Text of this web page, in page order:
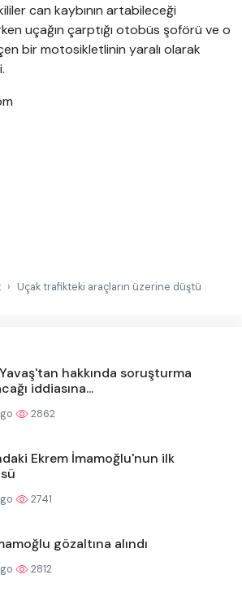
can kaybının artabileceği
uçağın çarptığı otobüs şoförü ve o
bir motosikletlinin yaralı olarak
Uçak trafikteki araçların üzerine düştü
hakkında soruşturma
iddiasına...
2862
Ekrem İmamoğlu'nun ilk
2741
gözaltına alındı
2812